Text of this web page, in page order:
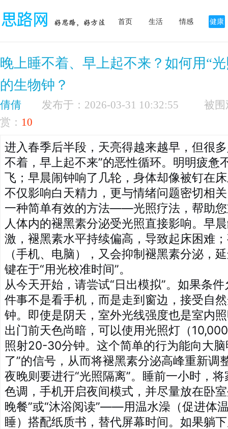
首页 生活 情感 健康
晚上睡不着、早上起不来？如何用“
的生物钟？
倩倩 发布于：2026-03-31 10:32:55
赏： 10
进入春季后半段，天亮得越来越早，但很
不着，早上起不来”的恶性循环。明明疲惫
飞；早晨闹钟响了几轮，身体却像被钉在
不仅影响白天精力，更与情绪问题密切相
一种简单有效的方法——光照疗法，帮助
人体内的褪黑素分泌受光照直接影响。早
激，褪黑素水平持续偏高，导致起床困难
（手机、电脑），又会抑制褪黑素分泌，
键在于“用光校准时间”。
从今天开始，请尝试“日出模拟”。如果条
件事不是看手机，而是走到窗边，接受自
钟。即使是阴天，室外光线强度也是室内
出门前天色尚暗，可以使用光照灯（
照射20-30分钟。这个简单的行为能向大
了”的信号，从而将褪黑素分泌高峰重新调
夜晚则要进行“光照隔离”。睡前一小时，
色调，手机开启夜间模式，并尽量放在卧
晚餐”或“沐浴阅读”——用温水澡（促进体
睡）搭配纸质书，替代屏幕时间。如果躺